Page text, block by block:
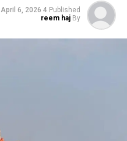
Published
4 months ago
April 6, 2026
By
reem haj